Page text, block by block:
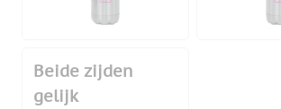
Beide zijden
gelijk